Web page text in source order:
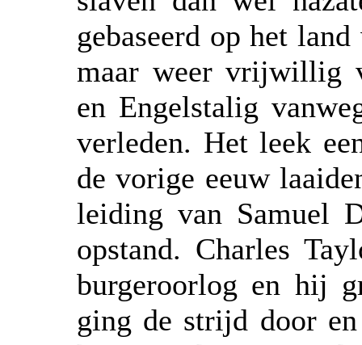
gebaseerd op het
maar weer vrijwillig
en Engelstalig
verleden. Het leek
de vorige eeuw
leiding van Samuel
opstand. Charles
burgeroorlog en hij
ging de strijd door